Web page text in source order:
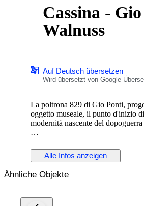
Cassina -
Walnuss
Auf Deutsch übersetzen
Wird übersetzt von Google
La poltrona 829 di Gio Ponti,
oggetto museale, il punto d'inizio
modernità nascente del
seduta confortevole e elegante. La
tessuto imbottito con il vecchio
Bibliografia: U.La Pietra, Gio
Spedizione interamente assicurata
Alle Infos anzeigen
Ähnliche Objekte